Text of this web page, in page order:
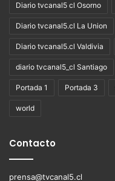
Diario tvcanal5 cl Osorno
Diario tvcanal5.cl La Union
Diario tvcanal5.cl Valdivia
diario tvcanal5_cl Santiago
Portada 1 Portada 3
world
Contacto
prensa@tvcanal5.cl